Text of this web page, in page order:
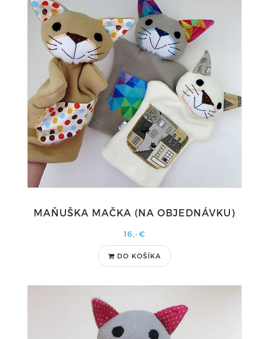
MAŇUŠKA MAČKA (NA OBJEDNÁVKU)
16,-€
DO KOŠÍKA